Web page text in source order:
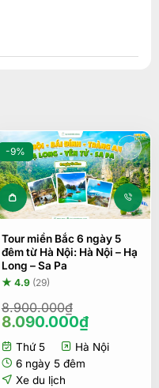
-9%
Tour miền Bắc 6 ngày 5
đêm từ Hà Nội: Hà Nội – Hạ
Long – Sa Pa
★ 4.9 (29)
8.900.000₫
Giá
là:
8.900.000₫.
8.090.000₫Giá
hiện
tại
Thứ 5
Hà Nội
6 ngày 5 đêm
Xe du lịch